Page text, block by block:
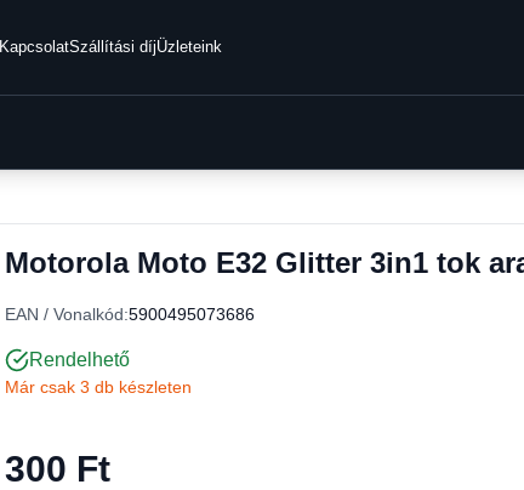
KapcsolatSzállítási díjÜzleteink
Motorola Moto E32 Glitter 3in1 tok
EAN / Vonalkód:5900495073686
Rendelhető
Már csak 3 db készleten
300 Ft